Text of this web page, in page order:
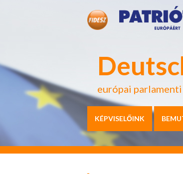
európai
KÉPVISELŐINK